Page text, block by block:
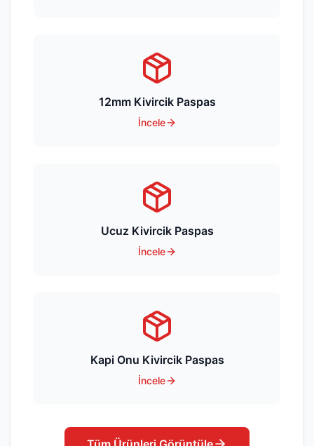
12mm Kivircik Paspas
İncele
Ucuz Kivircik Paspas
İncele
Kapi Onu Kivircik Paspas
İncele